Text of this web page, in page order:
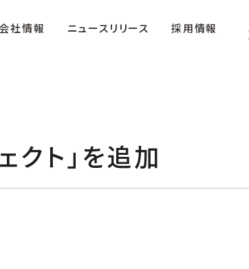
会社情報 ニュースリリース 採用情報
クト」を追加